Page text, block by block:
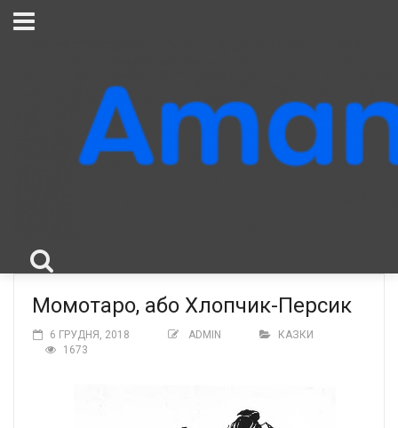
Момотаро, або Хлопчик-Персик
6 ГРУДНЯ, 2018 ADMIN
КАЗКИ
1673